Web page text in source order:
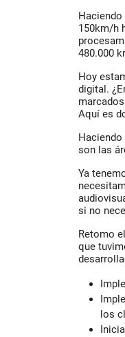
150km/h
480.000
Hoy
digital.
Aquí es
son las
Ya
si no
Retomo
que
los